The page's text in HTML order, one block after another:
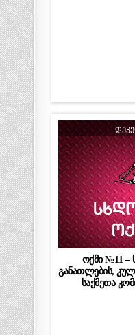
ოქმი №11 –
განათლების,
საქმეთა